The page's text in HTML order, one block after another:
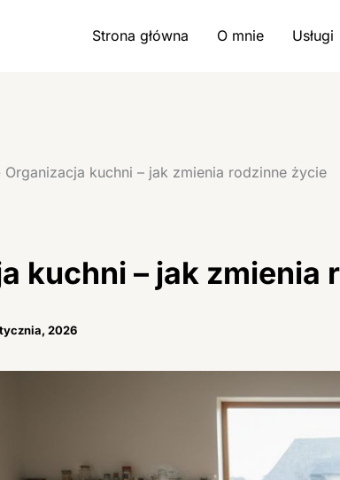
Strona główna O mnie Usługi
Organizacja kuchni – jak zmienia rodzinne życie
kuchni – jak zmienia
2026